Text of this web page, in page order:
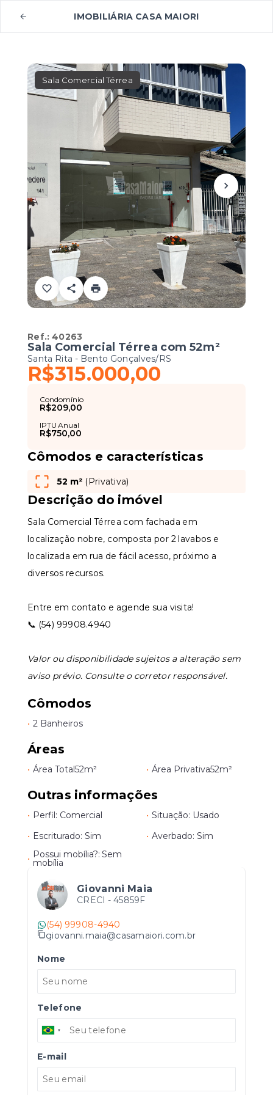
IMOBILIÁRIA CASA MAIORI
Sala Comercial Térrea
Ref.:40263
Sala Comercial Térrea com 52m²
Santa Rita - Bento Gonçalves/RS
R$315.000,00
Condomínio
R$209,00
IPTU Anual
R$750,00
Cômodos e características
52 m² (Privativa)
Descrição do imóvel
Sala Comercial Térrea com fachada em
localização nobre, composta por 2 lavabos e
localizada em rua de fácil acesso, próximo a
diversos recursos.
Entre em contato e agende sua visita!
📞 (54) 99908.4940
Valor ou disponibilidade sujeitos a alteração sem
aviso prévio. Consulte o corretor responsável.
Cômodos
• 2 Banheiros
Áreas
• Área Total52m² • Área Privativa52m²
Outras informações
• Perfil: Comercial • Situação: Usado
• Escriturado: Sim • Averbado: Sim
• Possui mobília?: Sem
mobília
Giovanni Maia
CRECI - 45859F
(54) 99908-4940
giovanni.maia@casamaiori.com.br
Nome
Telefone
E-mail